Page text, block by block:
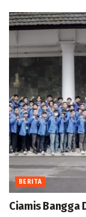
BERITA
Ciamis Bangga